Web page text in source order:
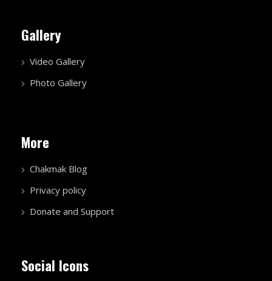
Gallery
Video Gallery
Photo Gallery
More
Chakmak Blog
Privacy policy
Donate and Support
Social Icons